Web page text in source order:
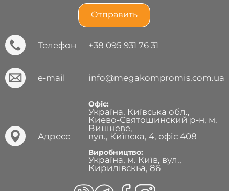
Телефон +38 095 931 76 31
e-mail info@megakompromis.com.ua
Адресс
Офіс:
Україна, Київська обл.,
Киево-Святошинский р-н, м.
Вишневе,
вул., Київска, 4, офіс 408
Виробництво:
Україна, м. Київ, вул.,
Кирилівскьа, 86